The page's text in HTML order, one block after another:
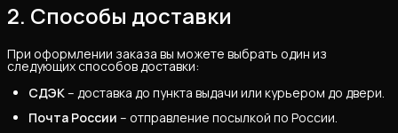
2. Способы доставки
При оформлении заказа вы можете выбрать один из
следующих способов доставки:
СДЭК– доставка до пункта выдачи или курьером до двери.
Почта России – отправление посылкой по России.